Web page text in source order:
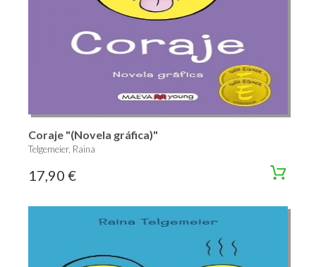
Coraje "(Novela gráfica)"
Telgemeier, Raina
17,90 €